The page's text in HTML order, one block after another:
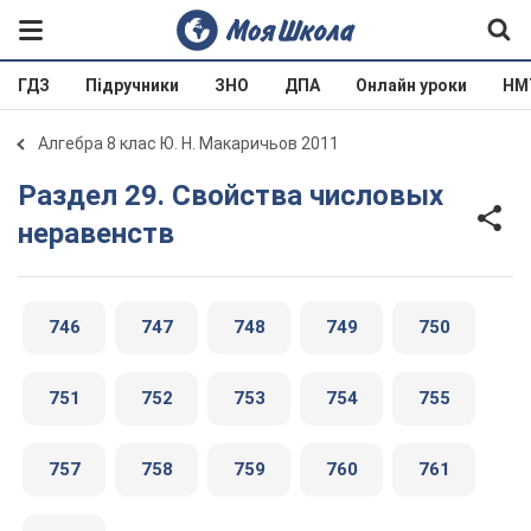
ГДЗ Підручники ЗНО ДПА Онлайн уроки
Алгебра 8 клас Ю. Н. Макаричьов 2011
Раздел 29. Свойства числовых
неравенств
746 747 748 749 750
751 752 753 754 755
757 758 759 760 761